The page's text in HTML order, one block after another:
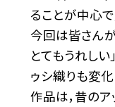
ることが中心で
今回は皆さん
とてもうれしい
ゥシ織りも変
作品は，昔の